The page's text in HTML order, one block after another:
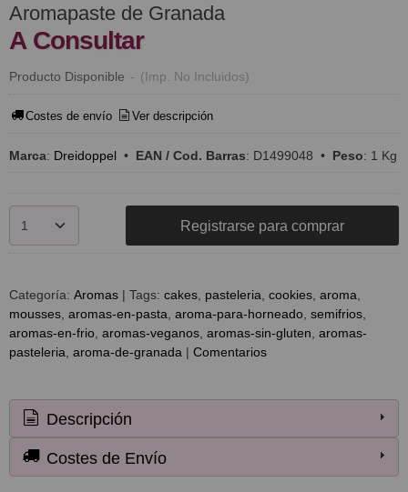
Aromapaste de Granada
A Consultar
Producto Disponible - (Imp. No Incluidos)
Costes de envío Ver descripción
Marca: Dreidoppel • EAN / Cod. Barras: D1499048 • Peso: 1 Kg
Registrarse para comprar
Categoría: Aromas | Tags: cakes pasteleria cookies aroma
mousses aromas-en-pasta aroma-para-horneado semifrios
aromas-en-frio aromas-veganos aromas-sin-gluten aromas-
pasteleria aroma-de-granada | Comentarios
Descripción
Costes de Envío